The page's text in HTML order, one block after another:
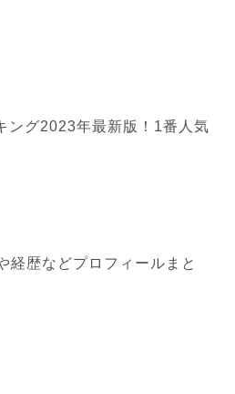
ング2023年最新版！1番人気
経歴などプロフィールまと